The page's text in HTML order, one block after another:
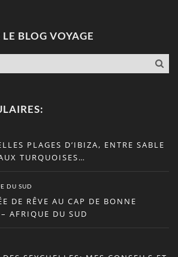
BLOG VOYAGE
PLAGES D’IBIZA, ENTRE SABLE
TURQUOISES…
DU SUD
DE RÊVE AU CAP DE BONNE
– AFRIQUE DU SUD